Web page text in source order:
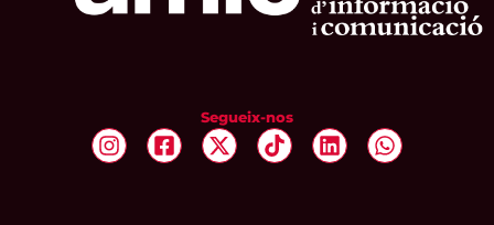
Segueix-nos